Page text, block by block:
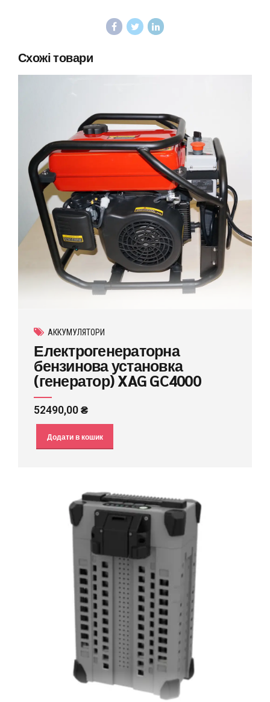
Схожі товари
АККУМУЛЯТОРИ
Електрогенераторна
бензинова установка
(генератор) XAG GC4000
52490,00₴
Додати в кошик